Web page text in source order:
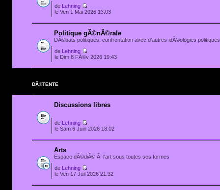
de
Lehning
le Ven 1 Mai 2026 13:03
Politique gÃ©nÃ©rale
DÃ©bats politiques, confrontation avec d'autres idÃ©ologies
de
Lehning
le Dim 8 FÃ©v 2026 19:43
DÃ©TENTE
Discussions libres
de
Lehning
le Sam 6 Juin 2026 18:02
Arts
Espace dÃ©diÃ© Ã l'art sous toutes ses formes
de
Lehning
le Ven 17 Juil 2026 21:32